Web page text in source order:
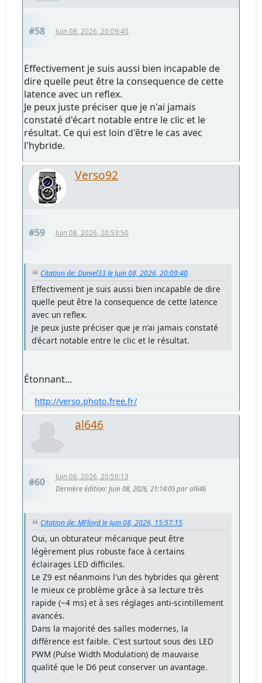
#58 Juin 08, 2026, 20:09:40
Effectivement je suis aussi bien incapable de
dire quelle peut être la consequence de cette
latence avec un reflex.
Je peux juste préciser que je n'ai jamais
constaté d'écart notable entre le clic et le
résultat. Ce qui est loin d'être le cas avec
l'hybride.
Verso92
#59 Juin 08, 2026, 20:53:50
Citation de: Daniel33 le Juin 08, 2026, 20:09:40
Effectivement je suis aussi bien incapable de dire
quelle peut être la consequence de cette latence
avec un reflex.
Je peux juste préciser que je n'ai jamais constaté
d'écart notable entre le clic et le résultat.
Étonnant...
http://verso.photo.free.fr/
al646
#60
Juin 08, 2026, 20:59:13
Dernière édition: Juin 08, 2026, 21:14:05 par al646
Citation de: MFloyd le Juin 08, 2026, 15:57:15
Oui, un obturateur mécanique peut être
légèrement plus robuste face à certains
éclairages LED difficiles.
Le Z9 est néanmoins l'un des hybrides qui gèrent
le mieux ce problème grâce à sa lecture très
rapide (~4 ms) et à ses réglages anti-scintillement
avancés.
Dans la majorité des salles modernes, la
différence est faible. C'est surtout sous des LED
PWM (Pulse Width Modulation) de mauvaise
qualité que le D6 peut conserver un avantage.